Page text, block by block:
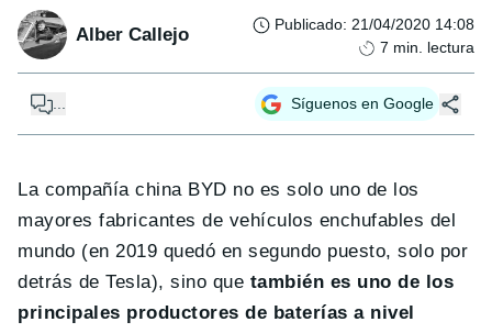
Alber Callejo Publicado: 21/04/2020 14:08
7 min. lectura
... Síguenos en Google
La compañía china BYD no es solo uno de los
mayores fabricantes de vehículos enchufables del
mundo (en 2019 quedó en segundo puesto, solo por
detrás de Tesla), sino que también es uno de los
principales productores de baterías a nivel